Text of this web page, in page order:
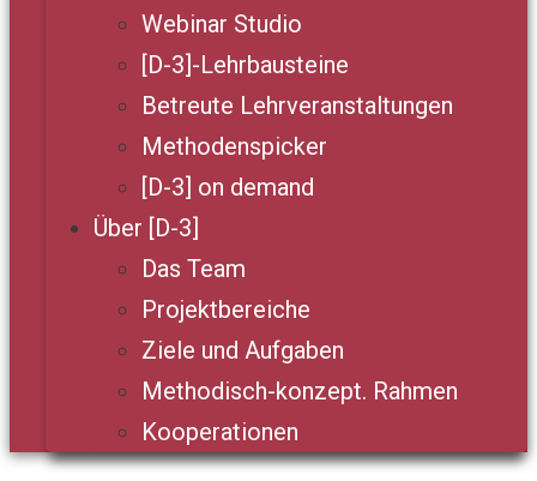
Webinar Studio
[D-3]-Lehrbausteine
Betreute Lehrveranstaltungen
Methodenspicker
[D-3] on demand
Über [D-3]
Das Team
Projektbereiche
Ziele und Aufgaben
Methodisch-konzept. Rahmen
Kooperationen